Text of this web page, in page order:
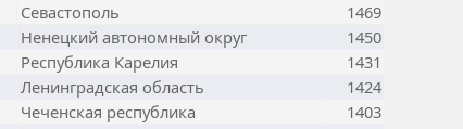
Севастополь
1469
Ненецкий автономный округ
1450
Республика Карелия
1431
Ленинградская область
1424
Чеченская республика
1403